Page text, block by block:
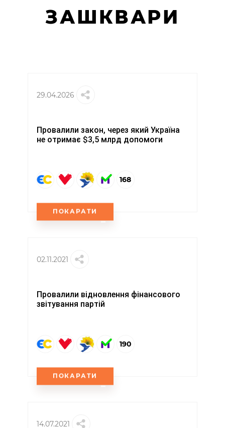
ЗАШКВАРИ
29.04.2026
Провалили закон, через який Україна
не отримає $3,5 млрд допомоги
168
ПОКАРАТИ
02.11.2021
Провалили відновлення фінансового
звітування партій
190
ПОКАРАТИ
14.07.2021